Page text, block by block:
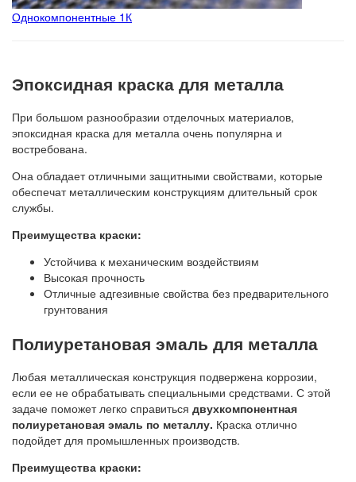
Однокомпонентные 1К
Эпоксидная краска для металла
При большом разнообразии отделочных материалов,
эпоксидная краска для металла очень популярна и
востребована.
Она обладает отличными защитными свойствами, которые
обеспечат металлическим конструкциям длительный срок
службы.
Преимущества краски:
Устойчива к механическим воздействиям
Высокая прочность
Отличные адгезивные свойства без предварительного
грунтования
Полиуретановая эмаль для металла
Любая металлическая конструкция подвержена коррозии,
если ее не обрабатывать специальными средствами. С этой
задаче поможет легко справиться двухкомпонентная
полиуретановая эмаль по металлу. Краска отлично
подойдет для промышленных производств.
Преимущества краски: